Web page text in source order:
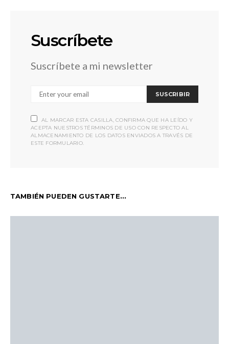
Suscríbete
Suscríbete a mi newsletter
SUSCRIBIR
AL MARCAR ESTA CASILLA, CONFIRMA QUE HA LEÍDO Y
ACEPTA NUESTROS TÉRMINOS DE USO CON RESPECTO AL
ALMACENAMIENTO DE LOS DATOS ENVIADOS A TRAVÉS DE
ESTE FORMULARIO.
TAMBIÉN PUEDEN GUSTARTE...